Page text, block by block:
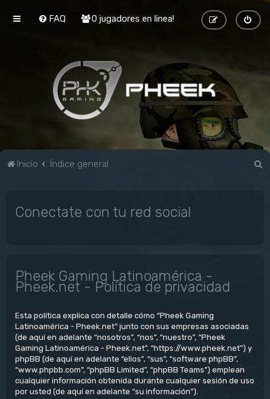
FAQ 0 jugadores en linea!
Inicio Índice general
Conectate con tu red social
Pheek Gaming Latinoamérica -
Pheek.net - Política de privacidad
Esta política explica con detalle cómo “Pheek Gaming
Latinoamérica - Pheek.net” junto con sus empresas asociadas
(de aquí en adelante “nosotros”, “nos”, “nuestro”, “Pheek
Gaming Latinoamérica - Pheek.net”, “https://www.pheek.net”) y
phpBB (de aquí en adelante “ellos”, “sus”, “software phpBB”,
“www.phpbb.com”, “phpBB Limited”, “phpBB Teams”) emplean
cualquier información obtenida durante cualquier sesión de uso
por usted (de aquí en adelante “su información”).